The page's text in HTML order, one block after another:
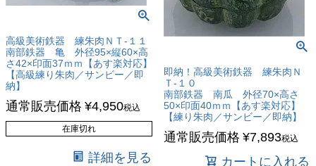
高級美術鉄器 練朱肉ＮＴ-１１
南部鉄器 亀 外径95×縦60×高
さ42×印面37ｍｍ【あす楽対応】
【高級練り朱肉／サンビー／即
納】
通常販売価格 ¥4,950税込
在庫切れ
詳細を見る
即納！高級美術鉄器 練朱肉Ｎ
Ｔ-１０
南部鉄器 南瓜 外径70×高さ
50×印面40ｍｍ【あす楽対応】
【練り朱肉／サンビー／即納】
通常販売価格 ¥7,893税込
カートに入れる